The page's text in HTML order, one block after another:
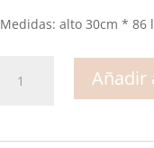
Medidas: alto 30cm * 86
para
Añadir